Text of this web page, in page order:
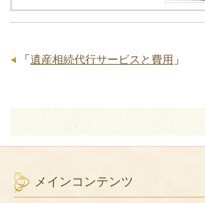
「 遺産相続代行サービスと費用 」
メインコンテンツ